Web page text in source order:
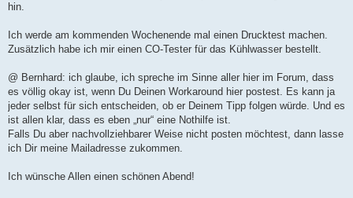
hin.
Ich werde am kommenden Wochenende mal einen Drucktest machen.
Zusätzlich habe ich mir einen CO-Tester für das Kühlwasser bestellt.
@ Bernhard: ich glaube, ich spreche im Sinne aller hier im Forum, dass
es völlig okay ist, wenn Du Deinen Workaround hier postest. Es kann ja
jeder selbst für sich entscheiden, ob er Deinem Tipp folgen würde. Und es
ist allen klar, dass es eben „nur“ eine Nothilfe ist.
Falls Du aber nachvollziehbarer Weise nicht posten möchtest, dann lasse
ich Dir meine Mailadresse zukommen.
Ich wünsche Allen einen schönen Abend!